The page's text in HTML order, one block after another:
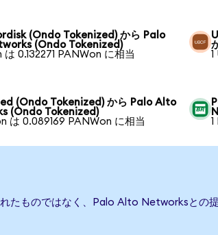
(Ondo Tokenized) から Palo
(Ondo Tokenized)
は 0.132271 PANWon に相当
(Ondo Tokenized) から Palo Alto
(Ondo Tokenized)
は 0.089169 PANWon に相当
たものではなく、Palo Alto Networksとの